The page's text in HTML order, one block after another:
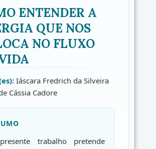
ENTENDER A
QUE NOS
NO FLUXO
Iáscara Fredrich da Silveira
Cássia Cadore
trabalho pretende